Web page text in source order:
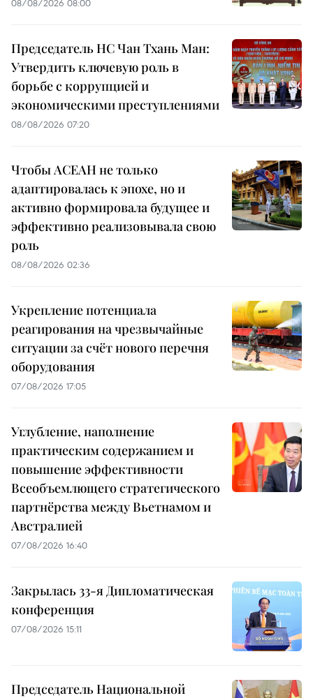
08/08/2026 08:00
Председатель НС Чан Тхань Ман:
Утвердить ключевую роль в
борьбе с коррупцией и
экономическими преступлениями
08/08/2026 07:20
Чтобы АСЕАН не только
адаптировалась к эпохе, но и
активно формировала будущее и
эффективно реализовывала свою
роль
08/08/2026 02:36
Укрепление потенциала
реагирования на чрезвычайные
ситуации за счёт нового перечня
оборудования
07/08/2026 17:05
Углубление, наполнение
практическим содержанием и
повышение эффективности
Всеобъемлющего стратегического
партнёрства между Вьетнамом и
Австралией
07/08/2026 16:40
Закрылась 33-я Дипломатическая
конференция
07/08/2026 15:11
Председатель Национальной